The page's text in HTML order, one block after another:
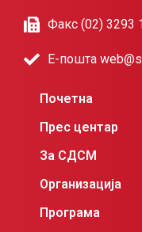
Факс (02) 3293
Е-пошта
Почетна
Прес центар
За СДСМ
Организација
Програма